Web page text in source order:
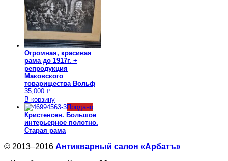
Огромная, красивая
рама до 1917г. +
репродукция
Маковского
товарищества Вольф
35,000 Р
УБ.
В корзину
Продано
Кристенсен. Большое
интерьерное полотно.
Старая рама
© 2013–2016 Антикварный салон «Арбатъ»